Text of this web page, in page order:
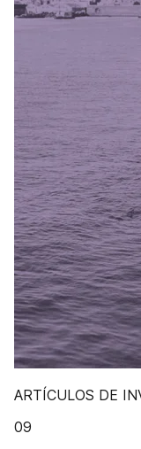
ARTÍCULOS DE
09